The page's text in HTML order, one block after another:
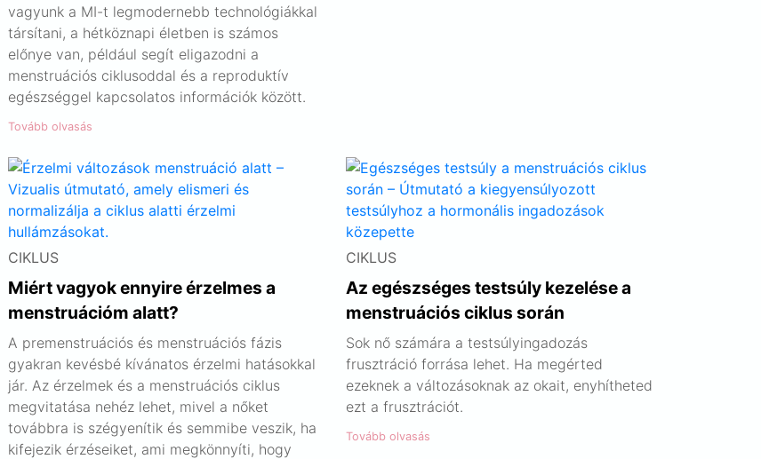
vagyunk a MI-t legmodernebb technológiákkal
társítani, a hétköznapi életben is számos
előnye van, például segít eligazodni a
menstruációs ciklusoddal és a reproduktív
egészséggel kapcsolatos információk között.
Tovább olvasás
CIKLUS
Miért vagyok ennyire érzelmes a
menstruációm alatt?
A premenstruációs és menstruációs fázis
gyakran kevésbé kívánatos érzelmi hatásokkal
jár. Az érzelmek és a menstruációs ciklus
megvitatása nehéz lehet, mivel a nőket
továbbra is szégyenítik és semmibe veszik, ha
kifejezik érzéseiket, ami megkönnyíti, hogy
CIKLUS
Az egészséges testsúly kezelése a
menstruációs ciklus során
Sok nő számára a testsúlyingadozás
frusztráció forrása lehet. Ha megérted
ezeknek a változásoknak az okait, enyhítheted
ezt a frusztrációt.
Tovább olvasás